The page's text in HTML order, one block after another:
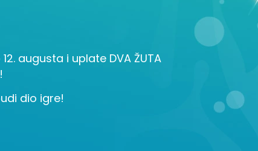
augusta i uplate DVA ŽUTA
!
dio igre!